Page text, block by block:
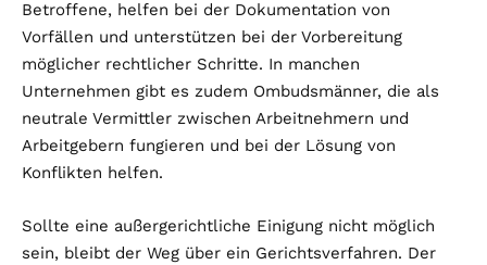
Betroffene, helfen bei der Dokumentation von
Vorfällen und unterstützen bei der Vorbereitung
möglicher rechtlicher Schritte. In manchen
Unternehmen gibt es zudem Ombudsmänner, die als
neutrale Vermittler zwischen Arbeitnehmern und
Arbeitgebern fungieren und bei der Lösung von
Konflikten helfen.
Sollte eine außergerichtliche Einigung nicht möglich
sein, bleibt der Weg über ein Gerichtsverfahren. Der